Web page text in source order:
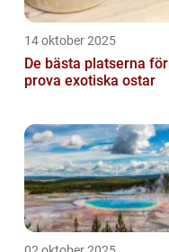
14 oktober 2025
De bästa platserna
prova exotiska ostar